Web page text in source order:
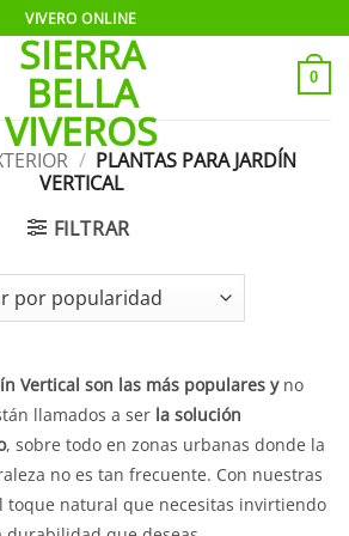
VIVERO ONLINE
SIERRA
BELLA
VIVEROS
0
/ PLANTAS PARA JARDÍN
VERTICAL
FILTRAR
Vertical son las más populares y no
llamados a ser la solución
, sobre todo en zonas urbanas donde la
no es tan frecuente. Con nuestras
toque natural que necesitas invirtiendo